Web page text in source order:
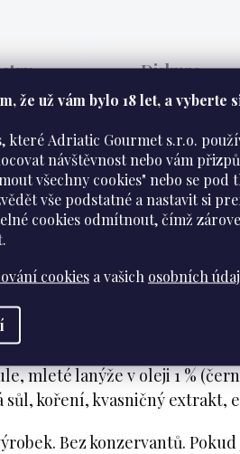
že už vám bylo 18 let, a vyberte
které Adriatic Gourmet s.r.o.
návštěvnost nebo vám
všechny cookies" nebo se pod
vše podstatné a nastavit si
cookies odmítnout, čímž
.
cookies a vašich osobních
Diskuze
zážitek.
masa s istrijským
rostlinné oleje
mleté ​​lanýže v oleji 1 %
sůl, koření, kvasničný extrakt,
Bez konzervantů.